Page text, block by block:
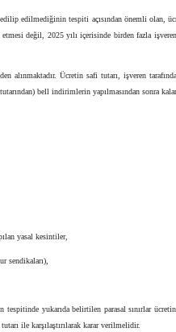
edilmediğinin tespiti açısından önemli olan,
değil, 2025 yılı içerisinde birden fazla
alınmaktadır. Ücretin safi tutarı, işveren
bell indirimlerin yapılmasından sonra
yasal kesintiler,
sendikaları),
yukarıda belirtilen parasal sınırlar
ile karşılaştırılarak karar verilmelidir.